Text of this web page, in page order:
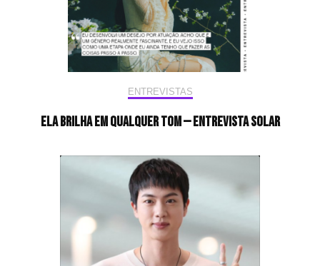
ENTREVISTAS
Ela brilha em qualquer tom — Entrevista Solar